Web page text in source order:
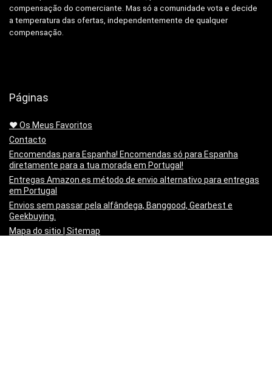
compensação do comerciante. Mas só a comunidade vota e decide
a temperatura das ofertas, independentemente de qualquer
compensação.
Páginas
❤️ Os Meus Favoritos
Contacto
Encomendas para Espanha! Encomendas só para Espanha
diretamente para a tua morada em Portugal!
Entregas Amazon.es método de envio alternativo para entregas
em Portugal
Envios sem passar pela alfândega, Banggood, Gearbest e
Geekbuying.
Mapa do sitio | Sitemap